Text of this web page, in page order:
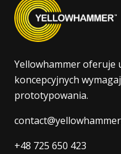
Yellowhammer oferuje
koncepcyjnych
prototypowania.
+48 725 650 423